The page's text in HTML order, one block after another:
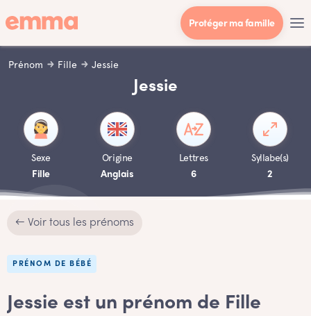
Protéger ma famille
Prénom Fille Jessie
Jessie
Sexe
Fille
Origine
Anglais
Lettres
6
Syllabe(s)
2
← Voir tous les prénoms
PRÉNOM DE BÉBÉ
Jessie est un prénom de Fille